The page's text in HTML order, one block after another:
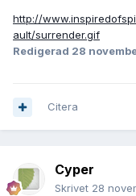
http://
ault/surrender.gif
Redigerad 28
Citera
Cyper
Skrivet 28